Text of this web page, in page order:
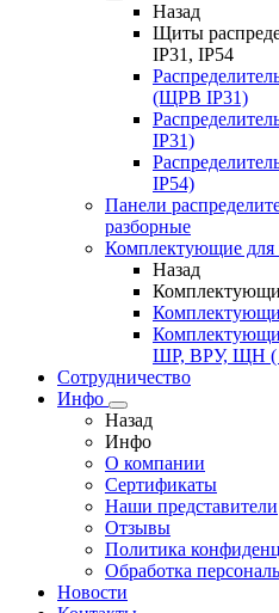
Назад
Щиты
IP31, IP54
(ЩРВ IP31)
IP31)
IP54)
Панели
разборные
Комплектующие для
Назад
ШР, ВРУ, ЩН (
Сотрудничество
Инфо
Назад
Инфо
О компании
Сертификаты
Наши представители
Отзывы
Политика
Обработка
Новости